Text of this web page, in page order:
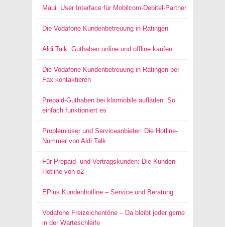
Maui: User Interface für Mobilcom-Debitel-Partner
Die Vodafone Kundenbetreuung in Ratingen
Aldi Talk: Guthaben online und offline kaufen
Die Vodafone Kundenbetreuung in Ratingen per
Fax kontaktieren
Prepaid-Guthaben bei klarmobile aufladen: So
einfach funktioniert es
Problemlöser und Serviceanbieter: Die Hotline-
Nummer von Aldi Talk
Für Prepaid- und Vertragskunden: Die Kunden-
Hotline von o2
EPlus Kundenhotline – Service und Beratung
Vodafone Freizeichentöne – Da bleibt jeder gerne
in der Warteschleife